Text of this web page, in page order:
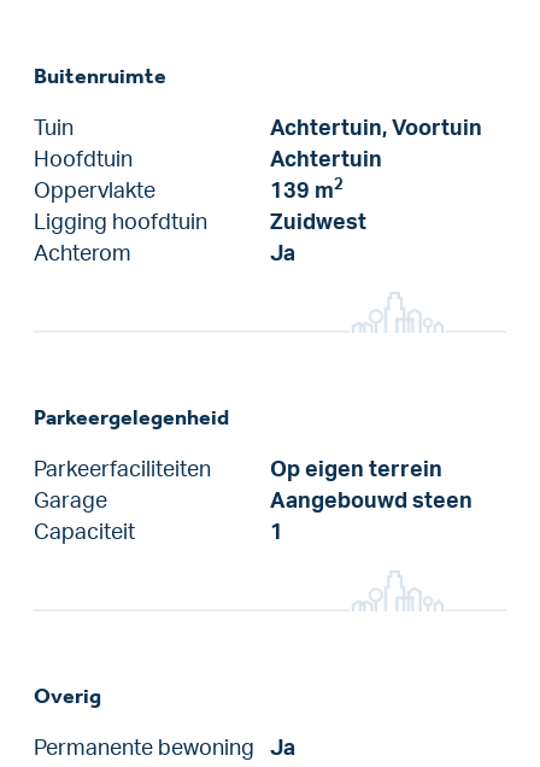
Buitenruimte
Tuin
Achtertuin, Voortuin
Hoofdtuin
Achtertuin
Oppervlakte
139 m2
Ligging hoofdtuin
Zuidwest
Achterom
Ja
Parkeergelegenheid
Parkeerfaciliteiten
Op eigen terrein
Garage
Aangebouwd steen
Capaciteit
1
Overig
Permanente bewoning
Ja